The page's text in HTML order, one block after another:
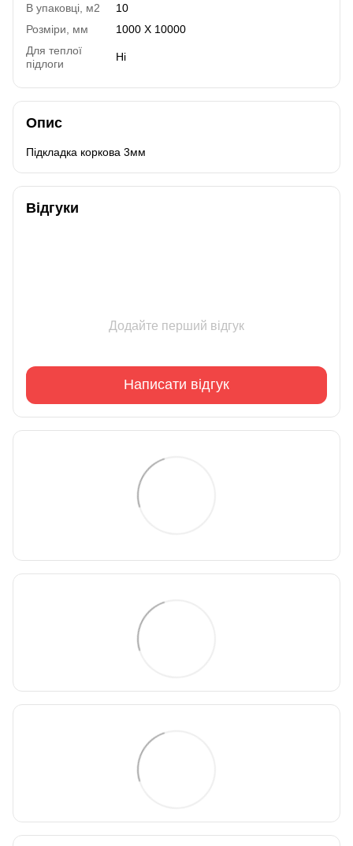
В упаковці, м2
10
Розміри, мм
1000 Х 10000
Для теплої
підлоги
Ні
Опис
Підкладка коркова 3мм
Відгуки
Додайте перший відгук
Написати відгук